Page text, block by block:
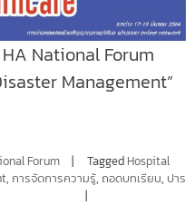
National Forum
Management”
Forum Tagged Hospital
, การจัดการความรู้, ถอดบทเรียน, ปาร